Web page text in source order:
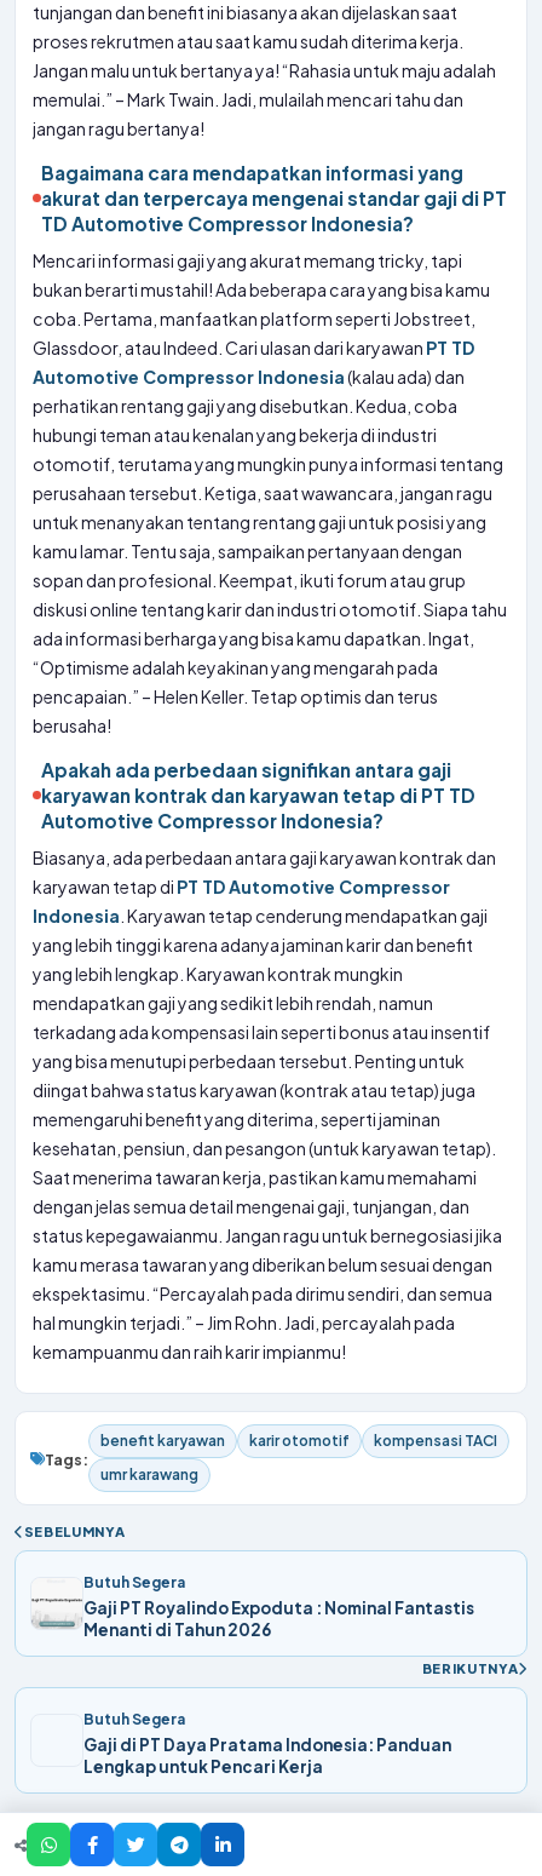
tunjangan dan benefit ini biasanya akan dijelaskan saat
proses rekrutmen atau saat kamu sudah diterima kerja.
Jangan malu untuk bertanya ya! “Rahasia untuk maju adalah
memulai.” – Mark Twain. Jadi, mulailah mencari tahu dan
jangan ragu bertanya!
Bagaimana cara mendapatkan informasi yang
akurat dan terpercaya mengenai standar gaji di PT
TD Automotive Compressor Indonesia?
Mencari informasi gaji yang akurat memang tricky, tapi
bukan berarti mustahil! Ada beberapa cara yang bisa kamu
coba. Pertama, manfaatkan platform seperti Jobstreet,
Glassdoor, atau Indeed. Cari ulasan dari karyawan PT TD
Automotive Compressor Indonesia(kalau ada) dan
perhatikan rentang gaji yang disebutkan. Kedua, coba
hubungi teman atau kenalan yang bekerja di industri
otomotif, terutama yang mungkin punya informasi tentang
perusahaan tersebut. Ketiga, saat wawancara, jangan ragu
untuk menanyakan tentang rentang gaji untuk posisi yang
kamu lamar. Tentu saja, sampaikan pertanyaan dengan
sopan dan profesional. Keempat, ikuti forum atau grup
diskusi online tentang karir dan industri otomotif. Siapa tahu
ada informasi berharga yang bisa kamu dapatkan. Ingat,
“Optimisme adalah keyakinan yang mengarah pada
pencapaian.” – Helen Keller. Tetap optimis dan terus
berusaha!
Apakah ada perbedaan signifikan antara gaji
karyawan kontrak dan karyawan tetap di PT TD
Automotive Compressor Indonesia?
Biasanya, ada perbedaan antara gaji karyawan kontrak dan
karyawan tetap di PT TD Automotive Compressor
Indonesia . Karyawan tetap cenderung mendapatkan gaji
yang lebih tinggi karena adanya jaminan karir dan benefit
yang lebih lengkap. Karyawan kontrak mungkin
mendapatkan gaji yang sedikit lebih rendah, namun
terkadang ada kompensasi lain seperti bonus atau insentif
yang bisa menutupi perbedaan tersebut. Penting untuk
diingat bahwa status karyawan (kontrak atau tetap) juga
memengaruhi benefit yang diterima, seperti jaminan
kesehatan, pensiun, dan pesangon (untuk karyawan tetap).
Saat menerima tawaran kerja, pastikan kamu memahami
dengan jelas semua detail mengenai gaji, tunjangan, dan
status kepegawaianmu. Jangan ragu untuk bernegosiasi jika
kamu merasa tawaran yang diberikan belum sesuai dengan
ekspektasimu. “Percayalah pada dirimu sendiri, dan semua
hal mungkin terjadi.” – Jim Rohn. Jadi, percayalah pada
kemampuanmu dan raih karir impianmu!
Tags:
benefit karyawan karir otomotif
kompensasi TACI
umr karawang
SEBELUMNYA
Butuh Segera
Gaji PT Royalindo Expoduta : Nominal Fantastis
Menanti di Tahun 2026
BERIKUTNYA
Butuh Segera
Gaji di PT Daya Pratama Indonesia: Panduan
Lengkap untuk Pencari Kerja
Artikel Lainnya yang Relevan